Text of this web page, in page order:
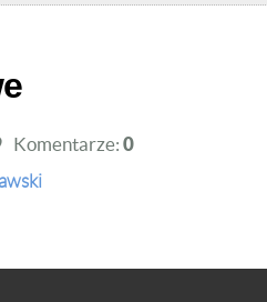
Komentarze: 0